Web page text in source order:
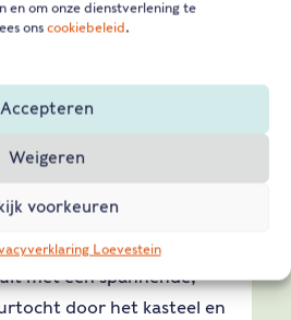
en om onze dienstverlening te
ons cookiebeleid.
Accepteren
Weigeren
voorkeuren
Loevestein
schoolbezoek:
met een spannende,
door het kasteel en